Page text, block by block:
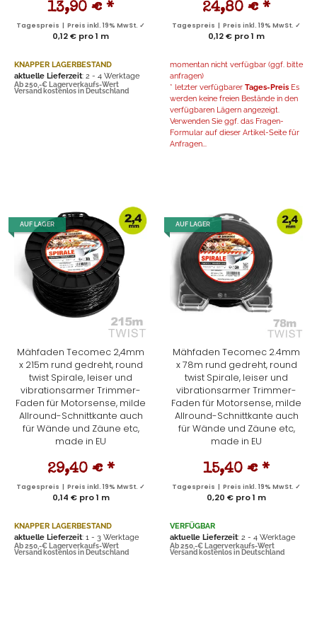
13,90 € *
Tagespreis | Preis inkl. 19% MwSt. ✓
0,12 € pro 1 m
KNAPPER LAGERBESTAND
aktuelle Lieferzeit: 2 - 4 Werktage
Ab 250,-€ Lagerverkaufs-Wert
Versand kostenlos in Deutschland
24,80 € *
Tagespreis | Preis inkl. 19% MwSt. ✓
0,12 € pro 1 m
momentan nicht verfügbar (ggf. bitte
anfragen)
* letzter verfügbarer Tages-Preis Es
werden keine freien Bestände in den
verfügbaren Lägern angezeigt.
Verwenden Sie ggf. das Fragen-
Formular auf dieser Artikel-Seite für
Anfragen...
AUF LAGER
Mähfaden Tecomec 2,4mm
x 215m rund gedreht, round
twist Spirale, leiser und
vibrationsarmer Trimmer-
Faden für Motorsense, milde
Allround-Schnittkante auch
für Wände und Zäune etc,
made in EU
29,40 € *
Tagespreis | Preis inkl. 19% MwSt. ✓
0,14 € pro 1 m
KNAPPER LAGERBESTAND
aktuelle Lieferzeit: 1 - 3 Werktage
Ab 250,-€ Lagerverkaufs-Wert
Versand kostenlos in Deutschland
AUF LAGER
Mähfaden Tecomec 2.4mm
x 78m rund gedreht, round
twist Spirale, leiser und
vibrationsarmer Trimmer-
Faden für Motorsense, milde
Allround-Schnittkante auch
für Wände und Zäune etc,
made in EU
15,40 € *
Tagespreis | Preis inkl. 19% MwSt. ✓
0,20 € pro 1 m
VERFÜGBAR
aktuelle Lieferzeit: 2 - 4 Werktage
Ab 250,-€ Lagerverkaufs-Wert
Versand kostenlos in Deutschland